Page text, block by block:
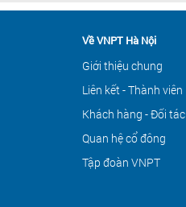
Về VNPT Hà Nội
Giới thiệu chung
Liên kết - Thành viên
Khách hàng - Đối tác
Quan hệ cổ đông
Tập đoàn VNPT